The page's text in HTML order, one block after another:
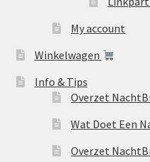
My account
Winkelwagen
Info & Tips
Overzet
Wat Doet Een
Overzet